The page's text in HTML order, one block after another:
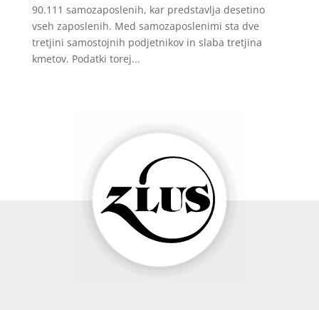
90.111 samozaposlenih, kar predstavlja desetino
vseh zaposlenih. Med samozaposlenimi sta dve
tretjini samostojnih podjetnikov in slaba tretjina
kmetov. Podatki torej...